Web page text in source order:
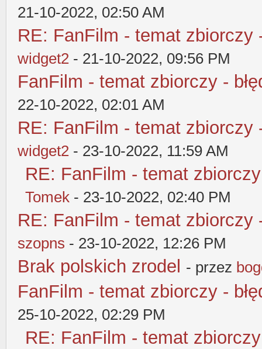
21-10-2022, 02:50 AM
RE: FanFilm - temat zbiorczy
widget2 - 21-10-2022, 09:56 PM
FanFilm - temat zbiorczy -
22-10-2022, 02:01 AM
RE: FanFilm - temat zbiorczy
widget2 - 23-10-2022, 11:59 AM
RE: FanFilm - temat
Tomek - 23-10-2022, 02:40 PM
RE: FanFilm - temat zbiorczy
szopns - 23-10-2022, 12:26 PM
Brak polskich zrodel - przez
FanFilm - temat zbiorczy -
25-10-2022, 02:29 PM
RE: FanFilm - temat